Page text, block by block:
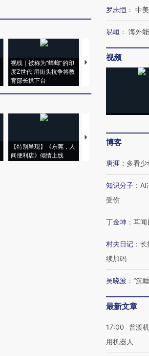
视线｜被称为“蟑螂”的印
度Z世代 用街头抗争将教
育部长拱下台
视线｜“入侵”还是“人道危
机”？难民潮撕裂西班牙
【特别呈现】《东莞，人
间便利店》倾情上线
【推广】走进第四届链博
会，让数智科技“链”接产
罗志恒 ： 中
易峘 ： 海外
视频
博客
唐涯 ： 多看少
知识分子 ： AI
受伤
丁金坤 ： 耳闻
村夫日记 ： 长
续加码
吴晓波 ： “沉
最新文章
17:00
普渡
用机器人